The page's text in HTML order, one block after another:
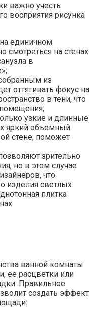
важно учесть
восприятия рисунка
единичном
смотреться на стенах
в
из
оттягивать фокус на
в тени, что
узкие и длинные
яркий объемный
стене, поможет
зрительно
но в этом случае
что
изделия светлых
плитка
ванной комнаты
ее расцветки или
Правильное
создать эффект